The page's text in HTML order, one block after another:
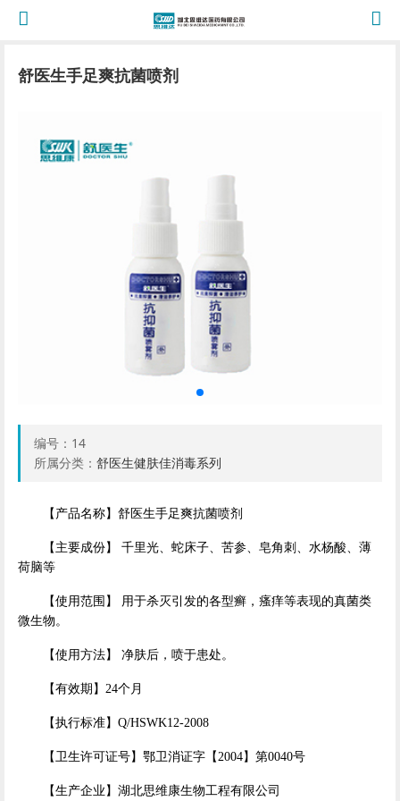
舒医生手足爽抗菌喷剂
编号： 14
所属分类： 舒医生健肤佳消毒系列
【产品名称】舒医生手足爽抗菌喷剂
【主要成份】 千里光、蛇床子、苦参、皂角刺、水杨酸、薄
荷脑等
【使用范围】 用于杀灭引发的各型癣，瘙痒等表现的真菌类
微生物。
【使用方法】 净肤后，喷于患处。
【有效期】24个月
【执行标准】Q/HSWK12-2008
【卫生许可证号】鄂卫消证字【2004】第0040号
【生产企业】湖北思维康生物工程有限公司